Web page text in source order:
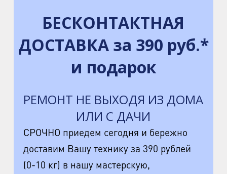
БЕСКОНТАКТНАЯ
ДОСТАВКА за 390 руб.*
и подарок
РЕМОНТ НЕ ВЫХОДЯ ИЗ ДОМА
ИЛИ С ДАЧИ
СРОЧНО приедем сегодня и бережно
доставим Вашу технику за 390 рублей
(0-10 кг) в нашу мастерскую,